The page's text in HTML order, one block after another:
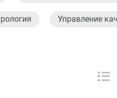
Управление